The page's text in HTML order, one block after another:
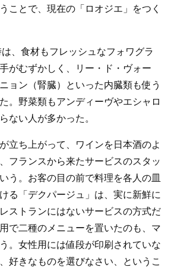
ことで、現在の「ロオジエ」をつく
、食材もフレッシュなフォワグラ
がむずかしく、リー・ド・ヴォー
ョン（腎臓）といった内臓類も使う
。野菜類もアンディーヴやエシャロ
ない人が多かった。
立ち上がって、ワインを日本酒のよ
フランスから来たサービスのスタッ
う。お客の目の前で料理を各人の皿
る「デクパージュ」は、実に新鮮に
ストランにはないサービスの方式だ
で二種のメニューを置いたのも、マ
。女性用には値段が印刷されていな
好きなものを選びなさい、というこ